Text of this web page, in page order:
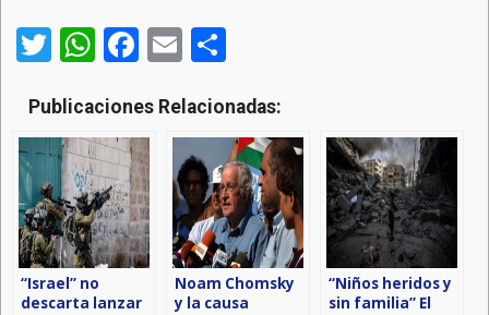
Twitter
WhatsApp
Facebook
Email
Publicaciones Relacionadas:
“Israel” no
descarta lanzar
Noam Chomsky
y la causa
“Niños heridos y
sin familia” El